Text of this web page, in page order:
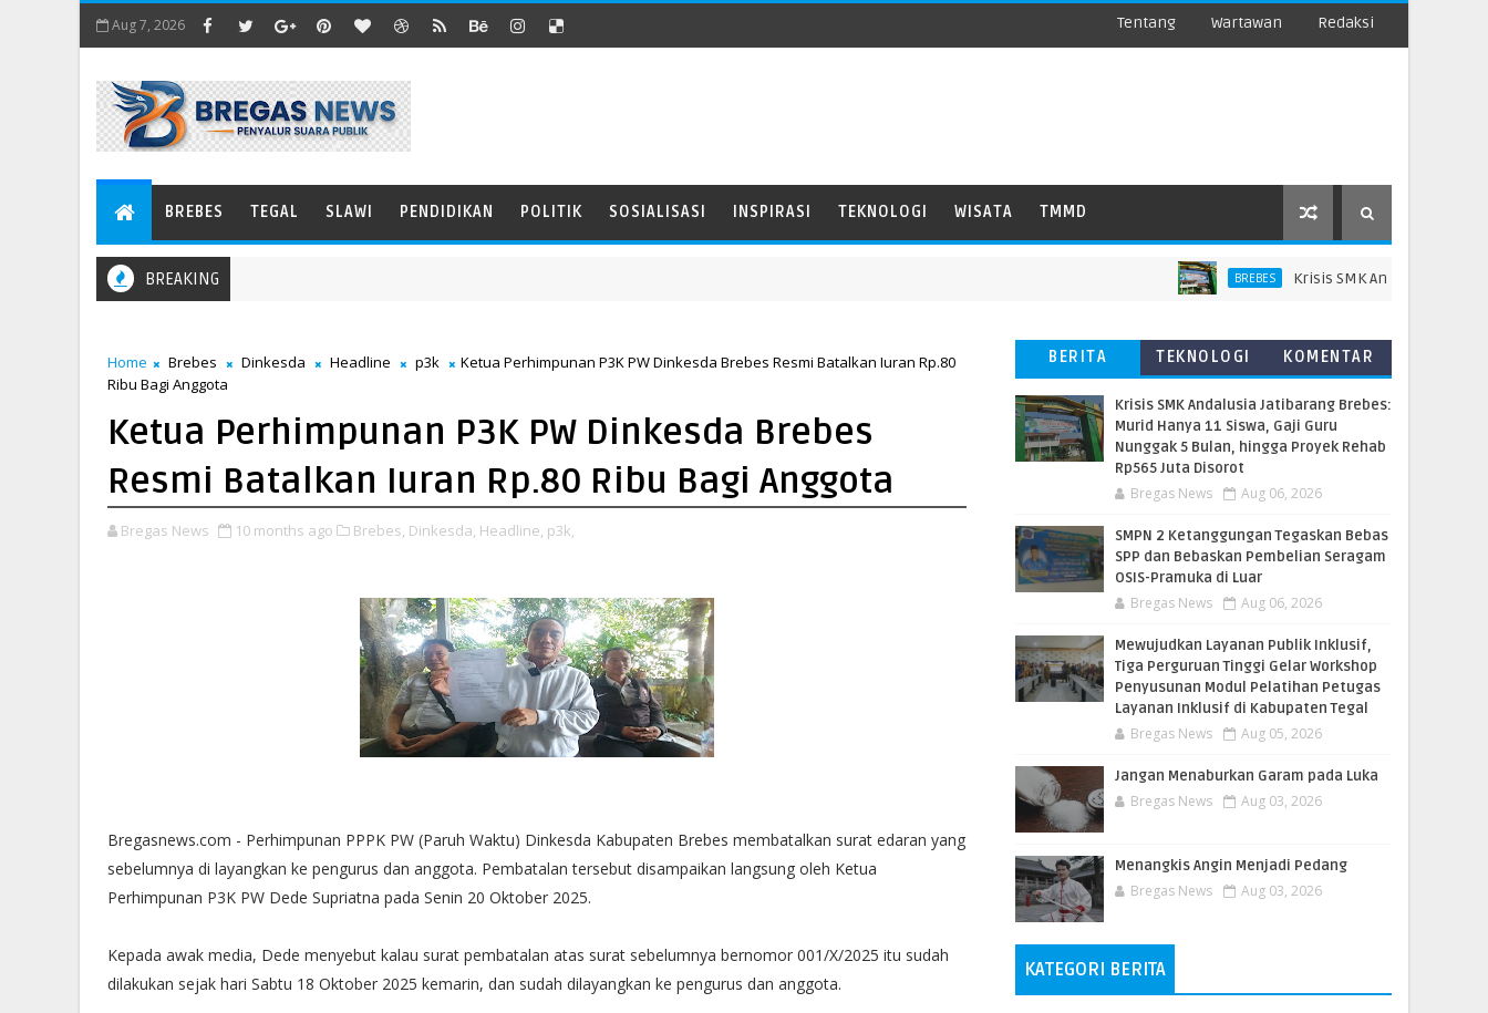
Aug 7, 2026 Tentang Wartawan Redaksi
BREBES TEGAL SLAWI PENDIDIKAN POLITIK SOSIALISASI INSPIRASI TEKNOLOGI WISATA TMMD
BREAKING BREBES Krisis SMK Andalusia Jatibarang
Home Brebes Dinkesda Headline p3k
Ketua Perhimpunan P3K PW Dinkesda Brebes Resmi Batalkan Iuran Rp.80
Ribu Bagi Anggota
Ketua Perhimpunan P3K PW Dinkesda Brebes
Resmi Batalkan Iuran Rp.80 Ribu Bagi Anggota
Bregas News 10 months ago Brebes, Dinkesda, Headline, p3k,
Bregasnews.com - Perhimpunan PPPK PW (Paruh Waktu) Dinkesda Kabupaten Brebes membatalkan surat edaran yang
sebelumnya di layangkan ke pengurus dan anggota. Pembatalan tersebut disampaikan langsung oleh Ketua
Perhimpunan P3K PW Dede Supriatna pada Senin 20 Oktober 2025.
Kepada awak media, Dede menyebut kalau surat pembatalan atas surat sebelumnya bernomor 001/X/2025 itu sudah
dilakukan sejak hari Sabtu 18 Oktober 2025 kemarin, dan sudah dilayangkan ke pengurus dan anggota.
BERITA
TERBARU
TEKNOLOGI
KOMENTAR
Krisis SMK Andalusia Jatibarang Brebes:
Murid Hanya 11 Siswa, Gaji Guru
Nunggak 5 Bulan, hingga Proyek Rehab
Rp565 Juta Disorot
Bregas News Aug 06, 2026
SMPN 2 Ketanggungan Tegaskan Bebas
SPP dan Bebaskan Pembelian Seragam
OSIS-Pramuka di Luar
Bregas News Aug 06, 2026
​Mewujudkan Layanan Publik Inklusif,
Tiga Perguruan Tinggi Gelar Workshop
Penyusunan Modul Pelatihan Petugas
Layanan Inklusif di Kabupaten Tegal
Bregas News Aug 05, 2026
Jangan Menaburkan Garam pada Luka
Bregas News Aug 03, 2026
Menangkis Angin Menjadi Pedang
Bregas News Aug 03, 2026
KATEGORI BERITA